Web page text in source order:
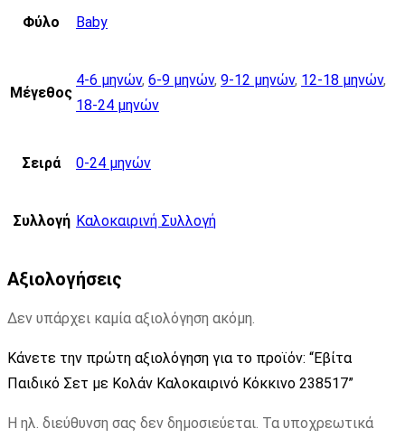
Φύλο Baby
Μέγεθος
4-6 μηνών, 6-9 μηνών, 9-12 μηνών, 12-18 μηνών,
18-24 μηνών
Σειρά 0-24 μηνών
Συλλογή Καλοκαιρινή Συλλογή
Αξιολογήσεις
Δεν υπάρχει καμία αξιολόγηση ακόμη.
Κάνετε την πρώτη αξιολόγηση για το προϊόν: “Εβίτα
Παιδικό Σετ με Κολάν Καλοκαιρινό Κόκκινο 238517”
Η ηλ. διεύθυνση σας δεν δημοσιεύεται. Τα υποχρεωτικά